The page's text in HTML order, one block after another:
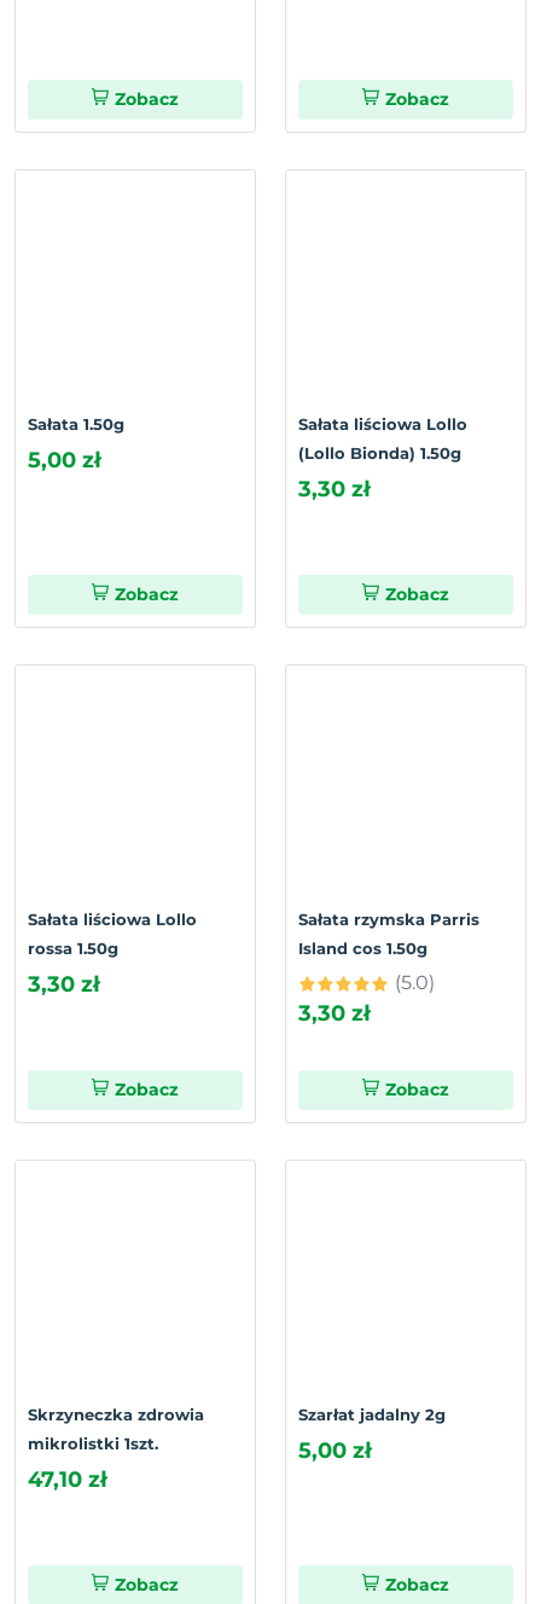
Zobacz Zobacz
Sałata 1.50g
5,00 zł
Zobacz
Sałata liściowa Lollo
(Lollo Bionda) 1.50g
3,30 zł
Zobacz
Sałata liściowa Lollo
rossa 1.50g
3,30 zł
Zobacz
Sałata rzymska Parris
Island cos 1.50g
(5.0)
3,30 zł
Zobacz
Skrzyneczka zdrowia
mikrolistki 1szt.
47,10 zł
Zobacz
Szarłat jadalny 2g
5,00 zł
Zobacz